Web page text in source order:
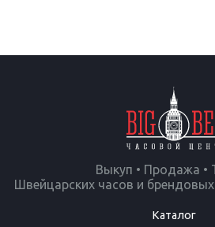
Выкуп • Продажа •
Швейцарских часов и
Каталог